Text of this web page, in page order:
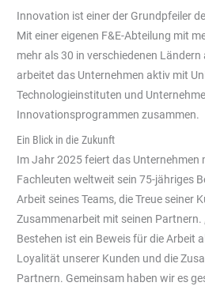
Innovation ist einer der Grundpfeiler
Mit einer eigenen F&E-Abteilung mit
mehr als 30 in verschiedenen
arbeitet das Unternehmen aktiv mit
Technologieinstituten und
Innovationsprogrammen zusammen.
Ein Blick in die Zukunft
Im Jahr 2025 feiert das Unternehmen
Fachleuten weltweit sein 75-jähriges
Arbeit seines Teams, die Treue seiner
Zusammenarbeit mit seinen Partnern.
Bestehen ist ein Beweis für die Arbeit
Loyalität unserer Kunden und die
Partnern. Gemeinsam haben wir es